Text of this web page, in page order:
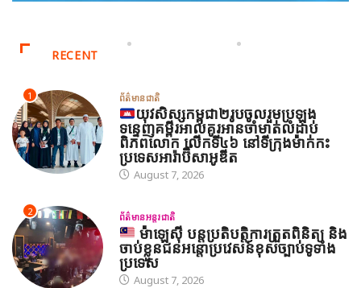
RECENT
1 ព័ត៌មានជាតិ
យុវសិស្សកម្ពុជា២រូបចូលរួមប្រឡង
ទន្ទេញគម្ពីរអាល់គូរអានចាំមាត់លំដាប់
ពិភពលោក លើកទី៤៦ នៅទីក្រុងម៉ាក់កះ
ប្រទេសអារ៉ាប៊ីសាអូឌីត
August 7, 2026
2 ព័ត៌មានអន្តរជាតិ
ម៉ាឡេស៊ី បន្តប្រតិបត្តិការត្រួតពិនិត្យ និង
ចាប់ខ្លួនជនអន្តោប្រវេសន៍ខុសច្បាប់ទូទាំង
ប្រទេស
August 7, 2026